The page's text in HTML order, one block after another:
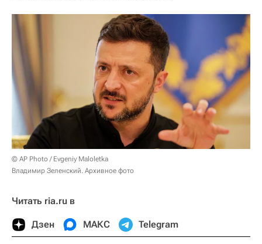
© AP Photo / Evgeniy Maloletka
Владимир Зеленский. Архивное фото
Читать ria.ru в
Дзен МАКС Telegram